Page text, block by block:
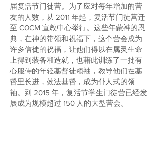
届复活节门徒营。为了应对每年增加的营
友的人数，从 2011 年起，复活节门徒营迁
至 COCM 宣教中心举行。这些年蒙神的恩
典，在神的带领和祝福下，这个营会成为
许多信徒的祝福，让他们得以在属灵生命
上得到装备和造就，也藉此训练了一批有
心服侍的年轻基督徒领袖，教导他们在基
督里长进，效法基督，成为仆人式的领
袖。到 2015 年，复活节学生门徒营已经发
展成为规模超过 150 人的大型营会。